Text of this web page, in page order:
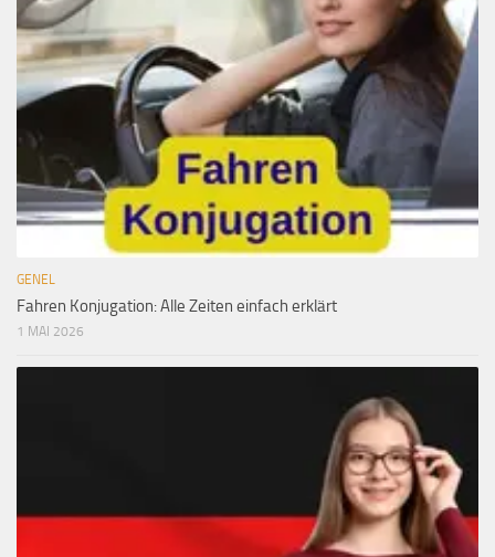
GENEL
Fahren Konjugation: Alle Zeiten einfach erklärt
1 MAI 2026